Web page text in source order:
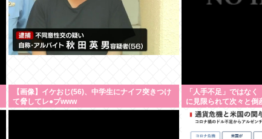
【画像】イケおじ(56)、中学生にナイフ突きつけ
て脅してレ●プwww
「人手不足」ではな
に見限られて次々と倒
アップが大嘘の現実